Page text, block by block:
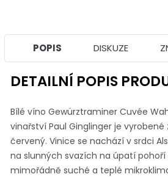
POPIS DISKUZE
DETAILNÍ POPIS
Bílé víno Gewürztraminer Cuvée
vinařství Paul Ginglinger je
červený. Vinice se nachází v srdci
na slunných svazích na úpatí pohoří
mimořádně suché a teplé